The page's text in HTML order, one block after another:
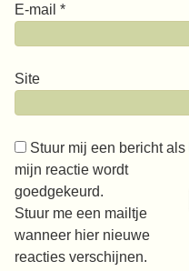
E-mail *
Site
Stuur mij een bericht als
mijn reactie wordt
goedgekeurd.
Stuur me een mailtje
wanneer hier nieuwe
reacties verschijnen.